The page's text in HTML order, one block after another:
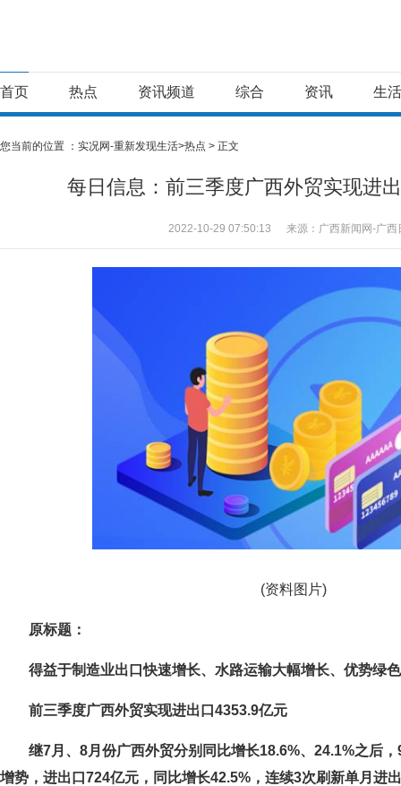
首页 热点 资讯频道 综合 资讯 生活
您当前的位置 ： 实况网-重新发现生活>热点 > 正文
每日信息：前三季度广西外贸实现进
2022-10-29 07:50:13 来源：广西新闻网-广西
(资料图片)
原标题：
得益于制造业出口快速增长、水路运输大幅增长、优势绿
前三季度广西外贸实现进出口4353.9亿元
继7月、8月份广西外贸分别同比增长18.6%、24.1%之后
增势，进出口724亿元，同比增长42.5%，连续3次刷新单月进